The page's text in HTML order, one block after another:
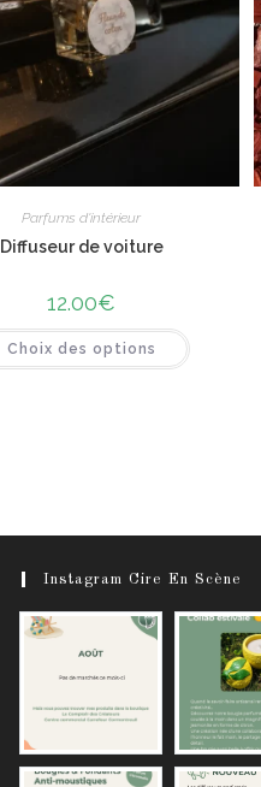
Parfums d'intérieur
Diffuseur de voiture
12.00€
Choix des options
Instagram Cire En Scène